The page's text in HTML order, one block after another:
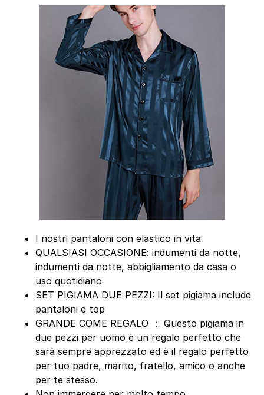
I nostri pantaloni con elastico in vita
QUALSIASI OCCASIONE: indumenti da notte,
indumenti da notte, abbigliamento da casa o
uso quotidiano
SET PIGIAMA DUE PEZZI: Il set pigiama include
pantaloni e top
GRANDE COME REGALO ： Questo pigiama in
due pezzi per uomo è un regalo perfetto che
sarà sempre apprezzato ed è il regalo perfetto
per tuo padre, marito, fratello, amico o anche
per te stesso.